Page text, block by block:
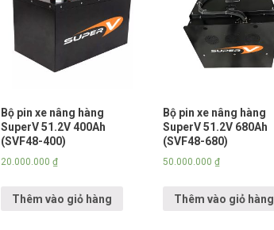
Bộ pin xe nâng hàng
SuperV 51.2V 400Ah
(SVF48-400)
20.000.000 ₫
Thêm vào giỏ hàng
Bộ pin xe nâng hàng
SuperV 51.2V 680Ah
(SVF48-680)
50.000.000 ₫
Thêm vào giỏ hàng